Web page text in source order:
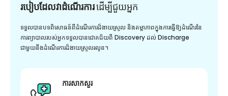
របៀបដែលវាដំណើរការដើម្បី​ជួយ​អ្នក
ទទួលបានបទពិសោធន៍ពីដំណើរការដ៏ងាយស្រួល និងតម្លាភាពក្នុងការធ្វើឱ្យដំណើរនៃ
ការព្យាបាលរបស់អ្នកទទួលបានជោគជ័យពី Discovery ដល់ Discharge
ជាមួយនឹងដំណើរការដ៏ងាយស្រួលរលូន។
ការសាកសួរ